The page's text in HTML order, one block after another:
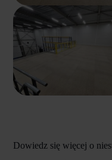
Dowiedz się więcej o